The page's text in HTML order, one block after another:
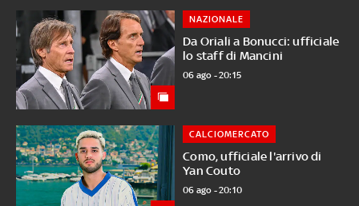
Da Oriali a Bonucci: ufficiale
lo staff di Mancini
NAZIONALE
06 ago - 20:15
Como, ufficiale l'arrivo di
Yan Couto
CALCIOMERCATO
06 ago - 20:10